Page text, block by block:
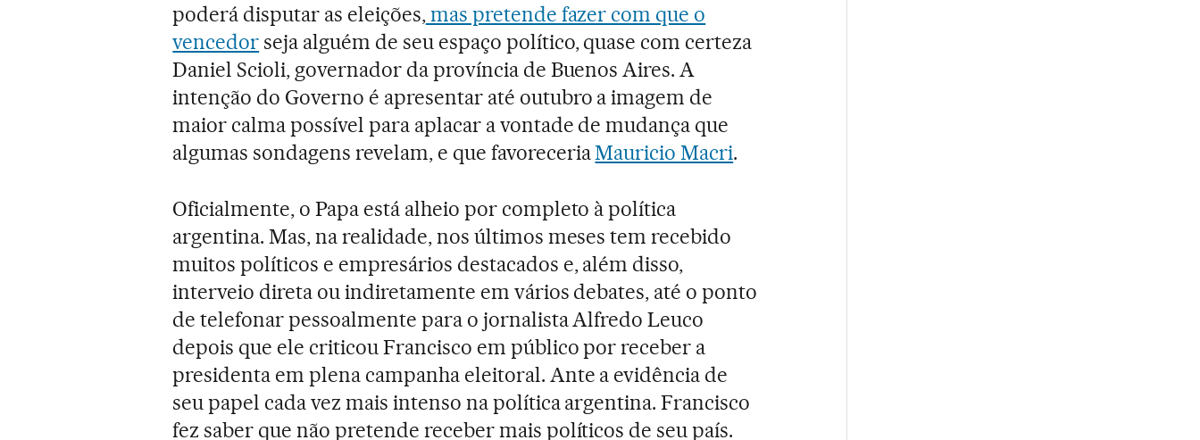
poderá disputar as eleições,mas pretende fazer com que o
vencedor seja alguém de seu espaço político, quase com certeza
Daniel Scioli, governador da província de Buenos Aires. A
intenção do Governo é apresentar até outubro a imagem de
maior calma possível para aplacar a vontade de mudança que
algumas sondagens revelam, e que favoreceriaMauricio Macri.
Oficialmente, o Papa está alheio por completo à política
argentina. Mas, na realidade, nos últimos meses tem recebido
muitos políticos e empresários destacados e, além disso,
interveio direta ou indiretamente em vários debates, até o ponto
de telefonar pessoalmente para o jornalista Alfredo Leuco
depois que ele criticou Francisco em público por receber a
presidenta em plena campanha eleitoral. Ante a evidência de
seu papel cada vez mais intenso na política argentina. Francisco
fez saber que não pretende receber mais políticos de seu país.